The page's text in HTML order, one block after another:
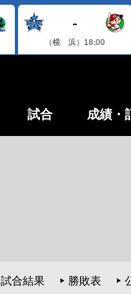
-
（横 浜） 18:00
試合 成績・
試合結果 勝敗表